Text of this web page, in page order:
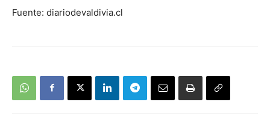
Fuente: diariodevaldivia.cl